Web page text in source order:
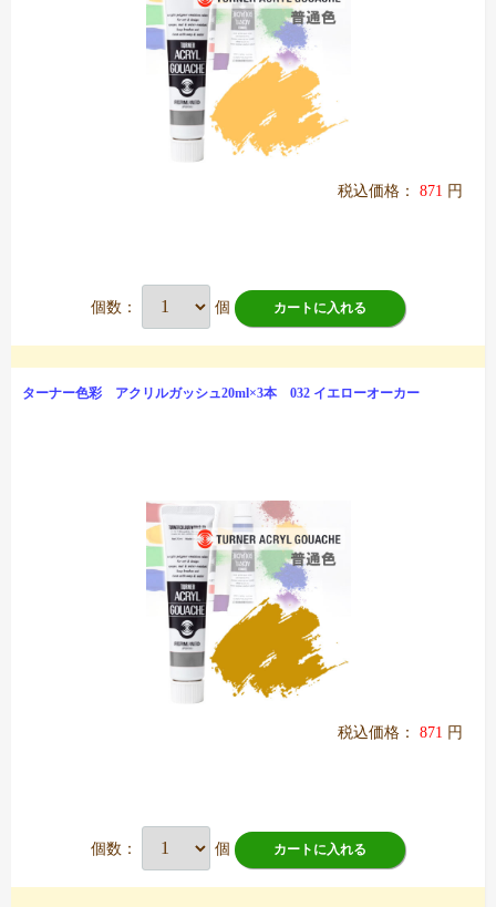
税込価格： 871 円
個数： 個 カートに入れる
ターナー色彩 アクリルガッシュ20ml×3本 032 イエローオーカー
税込価格： 871 円
個数： 個 カートに入れる